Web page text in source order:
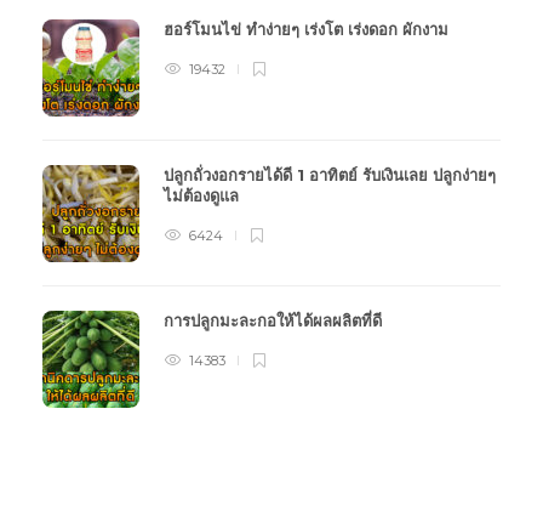
ฮอร์โมนไข่ ทำง่ายๆ เร่งโต เร่งดอก ผักงาม
19432
ปลูกถั่วงอกรายได้ดี 1 อาทิตย์ รับเงินเลย ปลูกง่ายๆ
ไม่ต้องดูแล
6424
การปลูกมะละกอให้ได้ผลผลิตที่ดี
14383